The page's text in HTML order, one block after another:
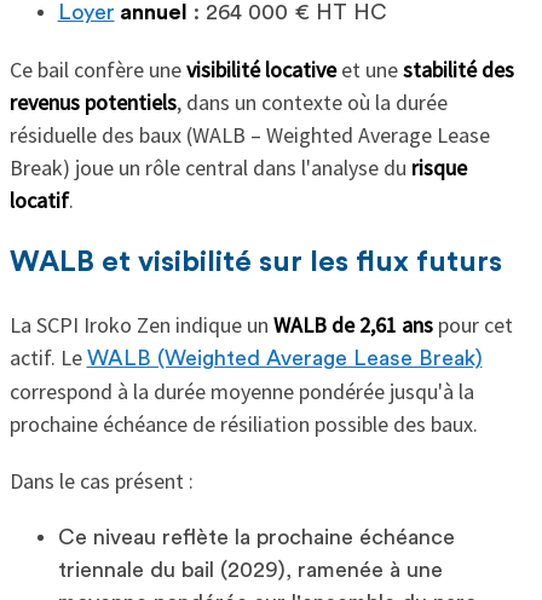
Loyer annuel : 264 000 € HT HC
Ce bail confère unevisibilité locativeet unestabilité des
revenus potentiels, dans un contexte où la durée
résiduelle des baux (WALB – Weighted Average Lease
Break) joue un rôle central dans l'analyse du risque
locatif.
WALB et visibilité sur les flux futurs
La SCPI Iroko Zen indique un WALB de 2,61 anspour cet
actif. Le WALB (Weighted Average Lease Break)
correspond à la durée moyenne pondérée jusqu'à la
prochaine échéance de résiliation possible des baux.
Dans le cas présent :
Ce niveau reflète la prochaine échéance
triennale du bail (2029), ramenée à une